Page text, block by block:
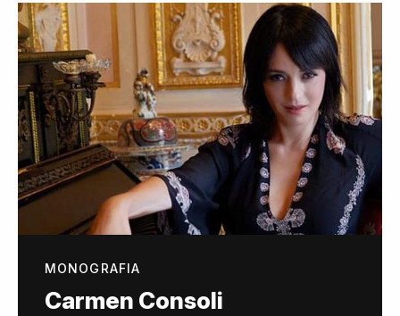
MONOGRAFIA
Carmen Consoli